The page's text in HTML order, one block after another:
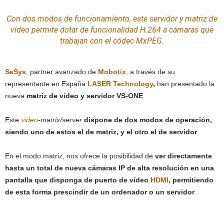
Con dos modos de funcionamiento, este servidor y matriz de
vídeo permite dotar de funcionalidad H.264 a cámaras que
trabajan con el códec MxPEG.
SeSys , partner avanzado de Mobotix , a través de su
representante en España LASER Technology, han presentado la
nueva matriz de vídeo y servidor VS-ONE
Este video-matrix/server dispone de dos modos de operación,
siendo uno de estos el de matriz, y el otro el de servidor.
En el modo matriz, nos ofrece la posibilidad de ver directamente
hasta un total de nueva cámaras IP de alta resolución en una
pantalla que disponga de puerto de vídeo HDMI, permitiendo
de esta forma prescindir de un ordenador o un servidor.